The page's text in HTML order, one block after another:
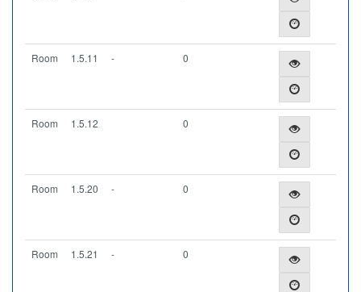
Room 1.5.11 - 0
Room 1.5.12 0
Room 1.5.20 - 0
Room 1.5.21 - 0